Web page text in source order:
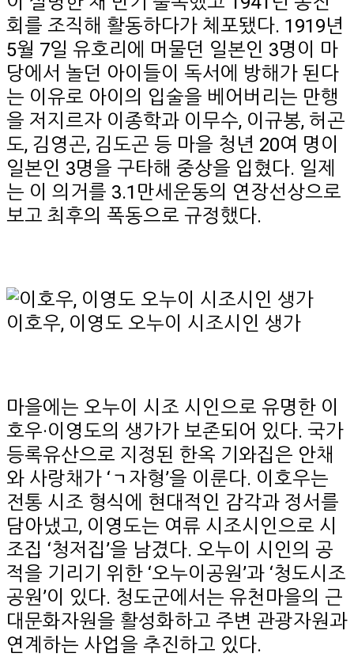
회를 조직해 활동하다가 체포됐다. 1919년
5월 7일 유호리에 머물던 일본인 3명이 마
당에서 놀던 아이들이 독서에 방해가 된다
는 이유로 아이의 입술을 베어버리는 만행
을 저지르자 이종학과 이무수, 이규봉, 허곤
도, 김영곤, 김도곤 등 마을 청년 20여 명이
일본인 3명을 구타해 중상을 입혔다. 일제
는 이 의거를 3.1만세운동의 연장선상으로
보고 최후의 폭동으로 규정했다.
이호우, 이영도 오누이 시조시인 생가
마을에는 오누이 시조 시인으로 유명한 이
호우·이영도의 생가가 보존되어 있다. 국가
등록유산으로 지정된 한옥 기와집은 안채
와 사랑채가 ‘ㄱ자형’을 이룬다. 이호우는
전통 시조 형식에 현대적인 감각과 정서를
담아냈고, 이영도는 여류 시조시인으로 시
조집 ‘청저집’을 남겼다. 오누이 시인의 공
적을 기리기 위한 ‘오누이공원’과 ‘청도시조
공원’이 있다. 청도군에서는 유천마을의 근
대문화자원을 활성화하고 주변 관광자원과
연계하는 사업을 추진하고 있다.